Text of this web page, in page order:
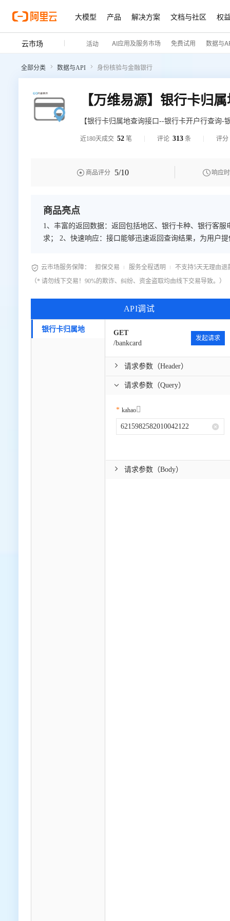
大模型 产品 解决方案 文档与社区 权
云市场 活动 AI应用及服务市场 免费试用 数据与
全部分类 数据与API 身份核验与金融银行
【银行卡归属地查询接口--银行卡开户行查询
识的银行卡，银联渠道查询该银行卡的归属地
近180天成交 52 笔 评论 313 条 评分
 商品评分 5/10  响应
商品亮点
1、丰富的返回数据：返回包括地区、银行卡种、银行客
求； 2、快速响应：接口能够迅速返回查询结果，为用户
场景，提高工作效率
 云市场服务保障： 担保交易 服务全程透明
不支持5天无理由退
（* 请勿线下交易！90%的欺诈、纠纷、资金盗取均由线下交易导致。）
API调试
银行卡归属地
GET
/bankcard
发起请求
请求参数（Header）
请求参数（Query）
kahao
请求参数（Body）